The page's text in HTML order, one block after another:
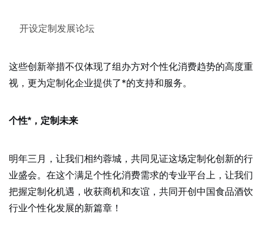
开设定制发展论坛
这些创新举措不仅体现了组办方对个性化消费趋势的高度重
视，更为定制化企业提供了*的支持和服务。
个性*，定制未来
明年三月，让我们相约蓉城，共同见证这场定制化创新的行
业盛会。在这个满足个性化消费需求的专业平台上，让我们
把握定制化机遇，收获商机和友谊，共同开创中国食品酒饮
行业个性化发展的新篇章！